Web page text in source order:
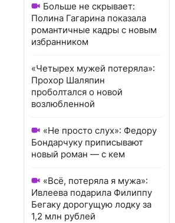
Больше не скрывает:
Полина Гагарина показала
романтичные кадры с новым
избранником
«Четырех мужей потеряла»:
Прохор Шаляпин
проболтался о новой
возлюбленной
«Не просто слух»: Федору
Бондарчуку приписывают
новый роман — с кем
«Всё, потеряла я мужа»:
Ивлеева подарила Филиппу
Бегаку дорогущую лодку за
1,2 млн рублей